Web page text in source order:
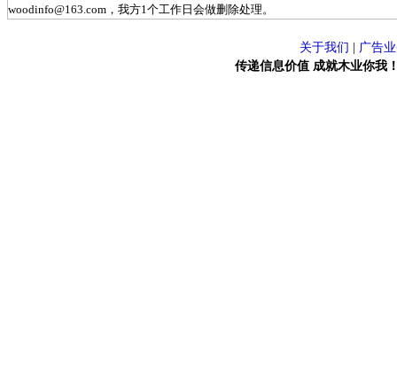
woodinfo@163.com，我方1个工作日会做删除处理。
关于我们
广告
传递信息价值 成就木业你我